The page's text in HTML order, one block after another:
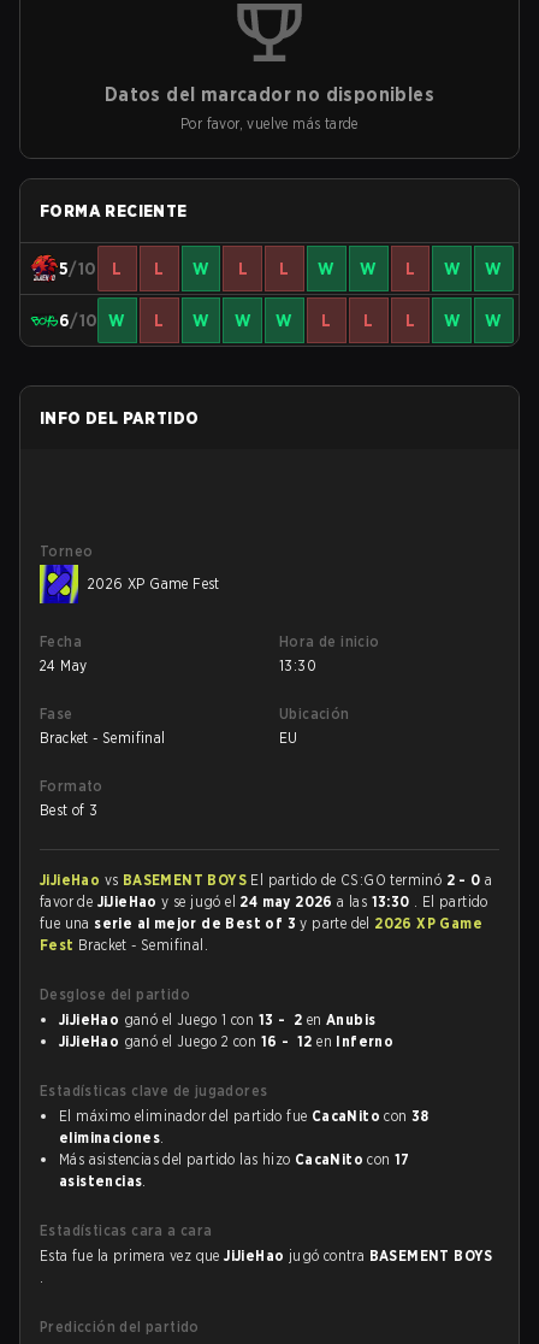
Datos del marcador no disponibles
Por favor, vuelve más tarde
FORMA RECIENTE
5/10 L L W L L W W L W W
6/10 W L W W W L L L W W
INFO DEL PARTIDO
Torneo
2026 XP Game Fest
Fecha
24 May
Hora de inicio
13:30
Fase
Bracket - Semifinal
Ubicación
EU
Formato
Best of 3
JiJieHao vs BASEMENT BOYS El partido de CS:GO terminó 2 - 0 a
favor de JiJieHaoy se jugó el 24 may 2026a las 13:30 . El partido
fue una serie al mejor de Best of 3y parte del 2026 XP Game
Fest Bracket - Semifinal.
Desglose del partido
JiJieHao ganó el Juego 1 con 13 - 2 enAnubis
JiJieHao ganó el Juego 2 con 16 - 12 en Inferno
Estadísticas clave de jugadores
El máximo eliminador del partido fue CacaNito con38
eliminaciones.
Más asistencias del partido las hizo CacaNito con17
asistencias.
Estadísticas cara a cara
Esta fue la primera vez queJiJieHao jugó contra BASEMENT BOYS
.
Predicción del partido